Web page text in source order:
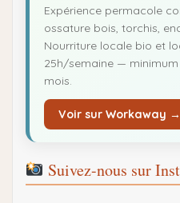
Expérience permacole
ossature bois, torchis,
Nourriture locale bio et
25h/semaine —
mois.
Voir sur Workaway →
Suivez-nous sur